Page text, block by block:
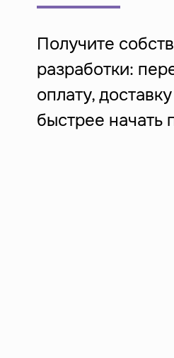
Получите
разработки:
оплату,
быстрее начать